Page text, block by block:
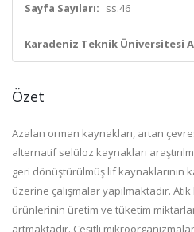
Sayfa Sayıları: ss.46
Karadeniz Teknik Üniversitesi
Özet
Azalan orman kaynakları, artan
alternatif selüloz kaynakları
geri dönüştürülmüş lif kaynaklarının
üzerine çalışmalar yapılmaktadır.
ürünlerinin üretim ve tüketim
artmaktadır. Çeşitli